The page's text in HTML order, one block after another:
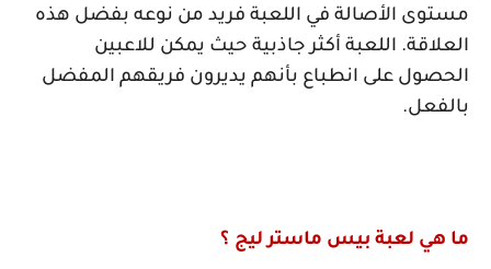
مستوى الأصالة في اللعبة فريد من نوعه بفضل هذه
العلاقة. اللعبة أكثر جاذبية حيث يمكن للاعبين
الحصول على انطباع بأنهم يديرون فريقهم المفضل
بالفعل.
ما هي لعبة بيس ماستر ليج ؟